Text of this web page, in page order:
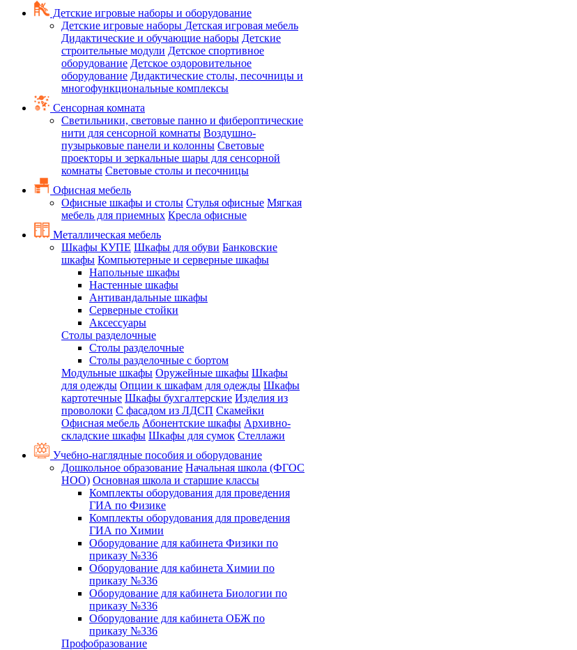
Детские игровые наборы и оборудование
Детские игровые наборы Детская игровая мебель
Дидактические и обучающие наборы Детские
строительные модули Детское спортивное
оборудование Детское оздоровительное
оборудование Дидактические столы, песочницы и
многофункциональные комплексы
Сенсорная комната
Светильники, световые панно и фибероптические
нити для сенсорной комнаты Воздушно-
пузырьковые панели и колонны Световые
проекторы и зеркальные шары для сенсорной
комнаты Световые столы и песочницы
Офисная мебель
Офисные шкафы и столы Стулья офисные Мягкая
мебель для приемных Кресла офисные
Металлическая мебель
Шкафы КУПЕ Шкафы для обуви Банковские
шкафы Компьютерные и серверные шкафы
Напольные шкафы
Настенные шкафы
Антивандальные шкафы
Серверные стойки
Аксессуары
Столы разделочные
Столы разделочные
Столы разделочные с бортом
Модульные шкафы Оружейные шкафы Шкафы
для одежды Опции к шкафам для одежды Шкафы
картотечные Шкафы бухгалтерские Изделия из
проволоки С фасадом из ЛДСП Скамейки
Офисная мебель Абонентские шкафы Архивно-
складские шкафы Шкафы для сумок Стеллажи
Учебно-наглядные пособия и оборудование
Дошкольное образование Начальная школа (ФГОС
НОО) Основная школа и старшие классы
Комплекты оборудования для проведения
ГИА по Физике
Комплекты оборудования для проведения
ГИА по Химии
Оборудование для кабинета Физики по
приказу №336
Оборудование для кабинета Химии по
приказу №336
Оборудование для кабинета Биологии по
приказу №336
Оборудование для кабинета ОБЖ по
приказу №336
Профобразование